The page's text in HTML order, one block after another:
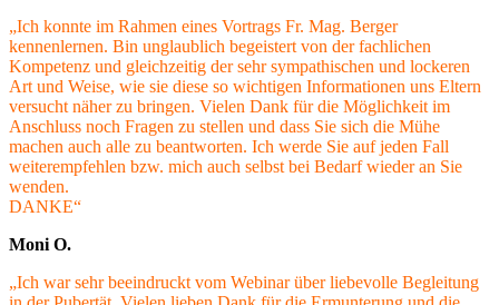
„Ich konnte im Rahmen eines Vortrags Fr. Mag. Berger
kennenlernen. Bin unglaublich begeistert von der fachlichen
Kompetenz und gleichzeitig der sehr sympathischen und lockeren
Art und Weise, wie sie diese so wichtigen Informationen uns Eltern
versucht näher zu bringen. Vielen Dank für die Möglichkeit im
Anschluss noch Fragen zu stellen und dass Sie sich die Mühe
machen auch alle zu beantworten. Ich werde Sie auf jeden Fall
weiterempfehlen bzw. mich auch selbst bei Bedarf wieder an Sie
wenden.
DANKE“
Moni O.
„Ich war sehr beeindruckt vom Webinar über liebevolle Begleitung